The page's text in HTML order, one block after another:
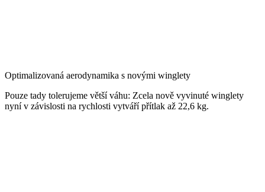
Optimalizovaná aerodynamika s novými winglety
Pouze tady tolerujeme větší váhu: Zcela nově vyvinuté winglety
nyní v závislosti na rychlosti vytváří přítlak až 22,6 kg.